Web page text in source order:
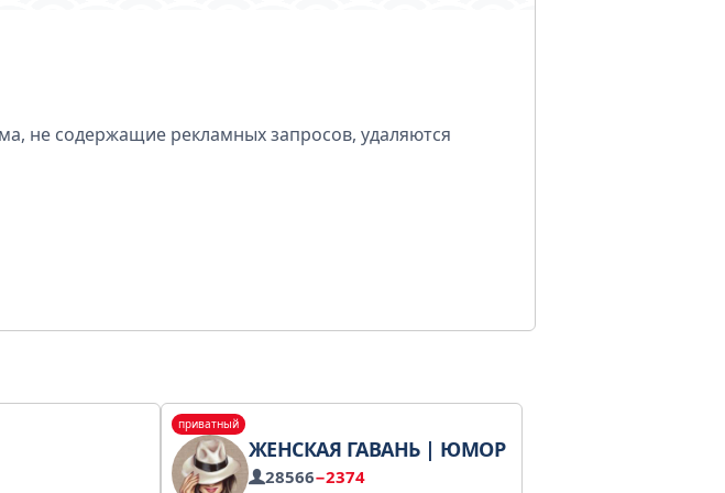
не содержащие рекламных запросов, удаляются
приватный
ЖЕНСКАЯ ГАВАНЬ | ЮМОР
28566−2374